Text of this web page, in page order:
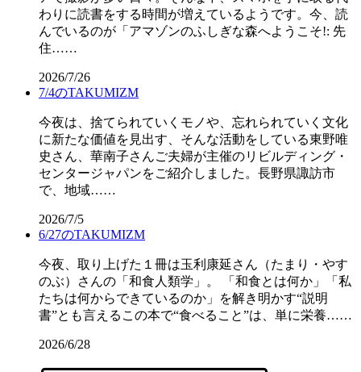
わりに読書をする時間が増えているようです。今、読
んでいるのが「アマゾンのふしぎな森へようこそ!: 先
住……
2026/7/26
7/4のTAKUMIZM
今夜は、捨てられていくモノや、忘れられていく文化
に新たな価値を見出す、そんな活動をしている東野唯
史さん、華南子さんご夫婦が主催のリビルディング・
センタージャパンをご紹介しました。長野県諏訪市
で、地域……
2026/7/5
6/27のTAKUMIZM
今夜、取り上げた１冊は玉利康延さん（たまり・やす
のぶ）さんの「和食人類学」。 「和食とは何か」「私
たちは何からできているのか」を解き明かす“説明
書”とも言えるこの本で“食べること”は、単に栄養……
2026/6/28